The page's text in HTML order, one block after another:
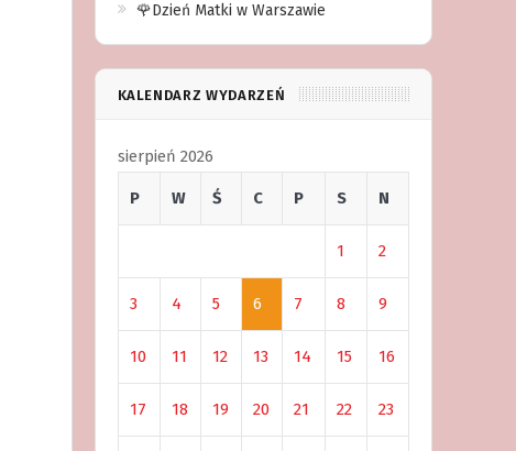
🌹Dzień Matki w Warszawie
KALENDARZ WYDARZEŃ
sierpień 2026
P W Ś C P S N
1 2
3 4 5 6 7 8 9
10 11 12 13 14 15 16
17 18 19 20 21 22 23